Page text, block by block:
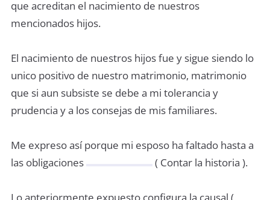
que acreditan el nacimiento de nuestros
mencionados hijos.
El nacimiento de nuestros hijos fue y sigue siendo lo
unico positivo de nuestro matrimonio, matrimonio
que si aun subsiste se debe a mi tolerancia y
prudencia y a los consejas de mis familiares.
Me expreso así porque mi esposo ha faltado hasta a
las obligaciones
( Contar la historia ).